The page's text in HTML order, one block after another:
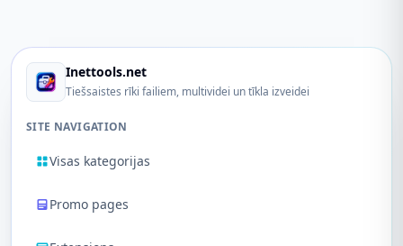
Inettools.net
Tiešsaistes rīki failiem, multividei un tīkla izveidei
SITE NAVIGATION
Visas kategorijas
Promo pages